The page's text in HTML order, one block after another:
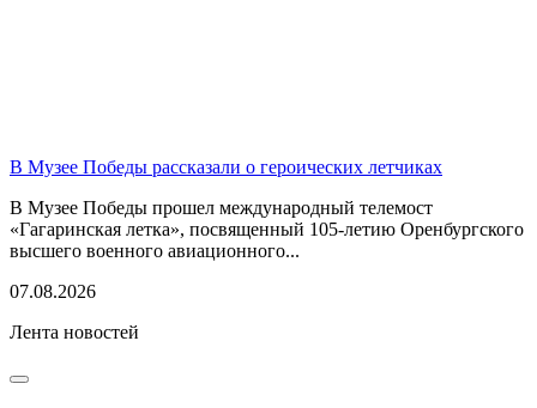
В Музее Победы рассказали о героических летчиках
В Музее Победы прошел международный телемост
«Гагаринская летка», посвященный 105-летию Оренбургского
высшего военного авиационного...
07.08.2026
Лента новостей